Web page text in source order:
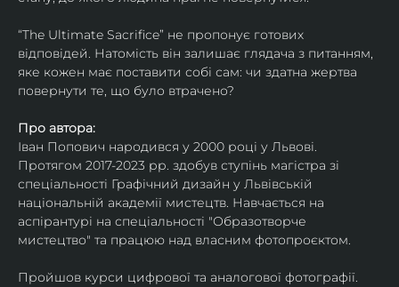
“The Ultimate Sacrifice” не пропонує готових
відповідей. Натомість він залишає глядача з питанням,
яке кожен має поставити собі сам: чи здатна жертва
повернути те, що було втрачено?
Про автора:
Іван Попович народився у 2000 році у Львові.
Протягом 2017-2023 рр. здобув ступінь магістра зі
спеціальності Графічний дизайн у Львівській
національній академії мистецтв. Навчається на
аспірантурі на спеціальності "Образотворче
мистецтво" та працюю над власним фотопроєктом.
Пройшов курси цифрової та аналогової фотографії.